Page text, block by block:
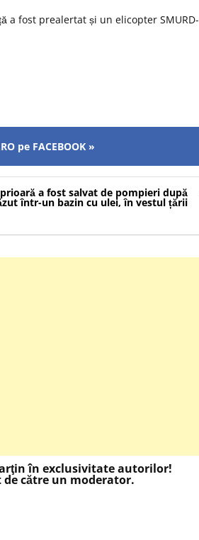
a fost prealertat și un elicopter SMURD-
pe FACEBOOK »
a fost salvat de pompieri după
într-un bazin cu ulei, în vestul țării
în exclusivitate autorilor!
către un moderator.